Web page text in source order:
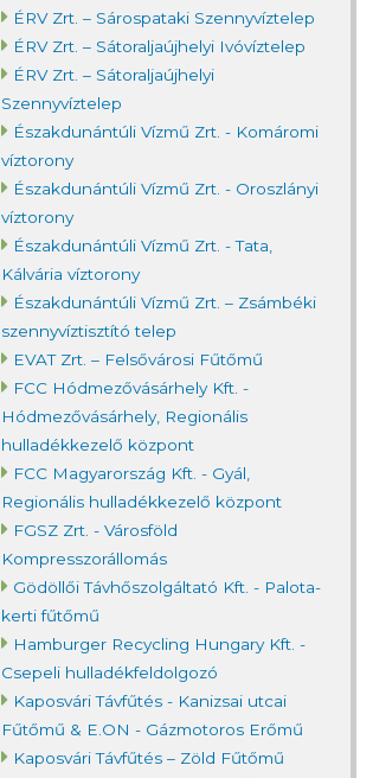
ÉRV Zrt. – Sárospataki Szennyvíztelep
ÉRV Zrt. – Sátoraljaújhelyi Ivóvíztelep
ÉRV Zrt. – Sátoraljaújhelyi
Szennyvíztelep
Északdunántúli Vízmű Zrt. - Komáromi
víztorony
Északdunántúli Vízmű Zrt. - Oroszlányi
víztorony
Északdunántúli Vízmű Zrt. - Tata,
Kálvária víztorony
Északdunántúli Vízmű Zrt. – Zsámbéki
szennyvíztisztító telep
EVAT Zrt. – Felsővárosi Fűtőmű
FCC Hódmezővásárhely Kft. -
Hódmezővásárhely, Regionális
hulladékkezelő központ
FCC Magyarország Kft. - Gyál,
Regionális hulladékkezelő központ
FGSZ Zrt. - Városföld
Kompresszorállomás
Gödöllői Távhőszolgáltató Kft. - Palota-
kerti fűtőmű
Hamburger Recycling Hungary Kft. -
Csepeli hulladékfeldolgozó
Kaposvári Távfűtés - Kanizsai utcai
Fűtőmű & E.ON - Gázmotoros Erőmű
Kaposvári Távfűtés – Zöld Fűtőmű